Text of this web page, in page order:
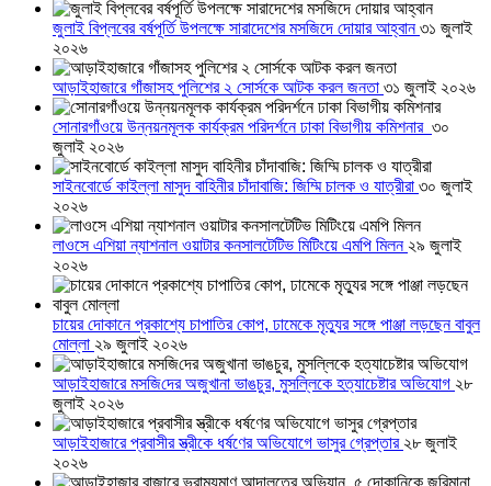
জুলাই বিপ্লবের বর্ষপূর্তি উপলক্ষে সারাদেশের মসজিদে দোয়ার আহ্বান৩১ জুলাই
২০২৬
আড়াইহাজারে গাঁজাসহ পুলিশের ২ সোর্সকে আটক করল জনতা ৩১ জুলাই ২০২৬
সোনারগাঁওয়ে উন্নয়নমূলক কার্যক্রম পরিদর্শনে ঢাকা বিভাগীয় কমিশনার ৩০
জুলাই ২০২৬
সাইনবোর্ডে কাইল্লা মাসুদ বাহিনীর চাঁদাবাজি: জিম্মি চালক ও যাত্রীরা ৩০ জুলাই
২০২৬
লাওসে এশিয়া ন্যাশনাল ওয়াটার কনসালটেটিভ মিটিংয়ে এমপি মিলন ২৯ জুলাই
২০২৬
চায়ের দোকানে প্রকাশ্যে চাপাতির কোপ, ঢামেকে মৃত্যুর সঙ্গে পাঞ্জা লড়ছেন বাবুল
মোল্লা ২৯ জুলাই ২০২৬
আড়াইহাজারে মস‌জি‌দের অজুখানা ভাঙচুর, মুসল্লিকে হত্যাচেষ্টার অভিযোগ ২৮
জুলাই ২০২৬
আড়াইহাজারে প্রবাসীর স্ত্রীকে ধর্ষণের অভিযোগে ভাসুর গ্রেপ্তার ২৮ জুলাই
২০২৬